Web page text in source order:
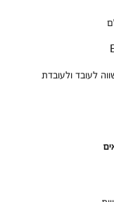
לעובד ולעובדת